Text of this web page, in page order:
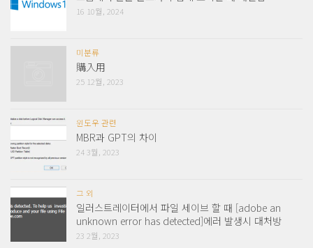
16 10월, 2024
미분류
購入用
25 12월, 2023
윈도우 관련
MBR과 GPT의 차이
24 3월, 2023
그 외
일러스트레이터에서 파일 세이브 할 때 [adobe an
unknown error has detected]에러 발생시 대처방
23 2월, 2023